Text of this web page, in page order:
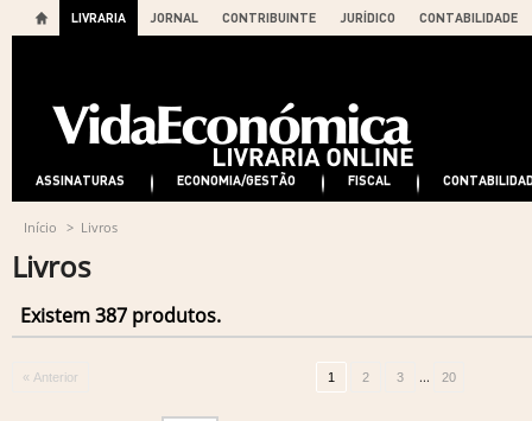
LIVRARIA JORNAL CONTRIBUINTE JURÍDICO CONTABILIDADE
ASSINATURAS ECONOMIA/GESTÃO FISCAL
Início > Livros
Livros
Existem 387 produtos.
« Anterior 1 2 3 ... 20